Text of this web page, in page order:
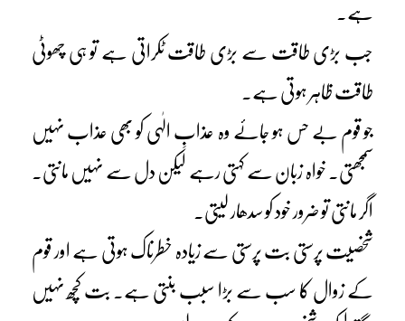
ہے۔
جب بڑی طاقت سے بڑی طاقت ٹکراتی ہے تو ہی چھوٹی
طاقت ظاہر ہوتی ہے۔
جو قوم بے حس ہو جائے وہ عذابِ الٰہی کو بھی عذاب نہیں
سمجھتی۔ خواہ زبان سے کہتی رہے لیکن دل سے نہیں مانتی۔
اگر مانتی تو ضرور خود کو سدھار لیتی۔
شخصیت پرستی بت پرستی سے زیادہ خطرناک ہوتی ہے اور قوم
کے زوال کا سب سے بڑا سبب بنتی ہے۔ بت کچھ نہیں